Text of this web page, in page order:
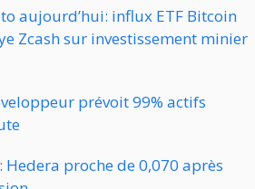
aujourd’hui: influx ETF Bitcoin
Zcash sur investissement minier
prévoit 99% actifs
proche de 0,070 après